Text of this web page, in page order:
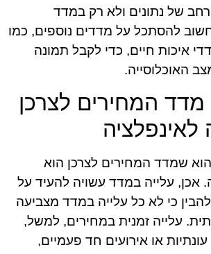
של נתונים ולא רק במדד
להסתכל על מדדים נוספים, כמו
איכות חיים, כדי לקבל תמונה
האוכלוסייה.
13: מדד המחירים לצרכן
לאינפלציה
הוא שמדד המחירים לצרכן הוא
אכן, עלייה במדד עשויה להעיד על
כי לא כל עלייה במדד מצביעה
עלייה זמנית במחירים, למשל,
או אירועים חד פעמיים,